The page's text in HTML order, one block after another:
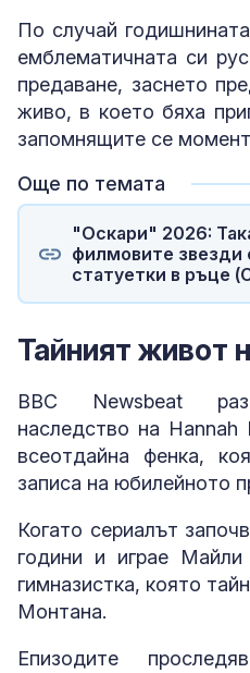
По случай
емблематичната си
предаване, заснето
живо, в което бяха
запомнящите се
Още по темата
"Оскари" 2026:
филмовите звезди
статуетки в ръце
Тайният живот
BBC Newsbeat
наследство на Hannah
всеотдайна фенка,
записа на юбилейното
Когато сериалът
години и играе
гимназистка, която
Монтана.
Епизодите